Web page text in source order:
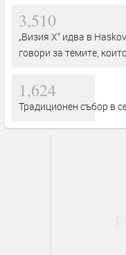
3,510
„Визия Х“ идва в
говори за темите,
1,624
Традиционен събор в